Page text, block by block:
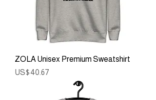
ZOLA Unisex Premium Sweatshirt
ราคา
US$40.67